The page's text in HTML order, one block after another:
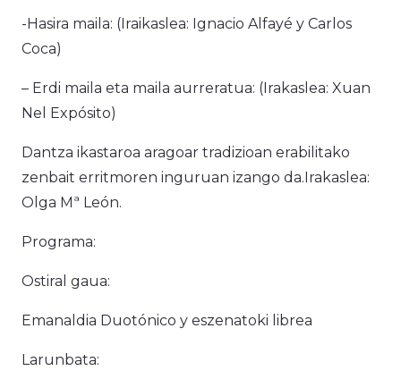
-Hasira maila: (Iraikaslea: Ignacio Alfayé y Carlos
Coca)
– Erdi maila eta maila aurreratua: (Irakaslea: Xuan
Nel Expósito)
Dantza ikastaroa aragoar tradizioan erabilitako
zenbait erritmoren inguruan izango da.Irakaslea:
Olga Mª León.
Programa:
Ostiral gaua:
Emanaldia Duotónico y eszenatoki librea
Larunbata: